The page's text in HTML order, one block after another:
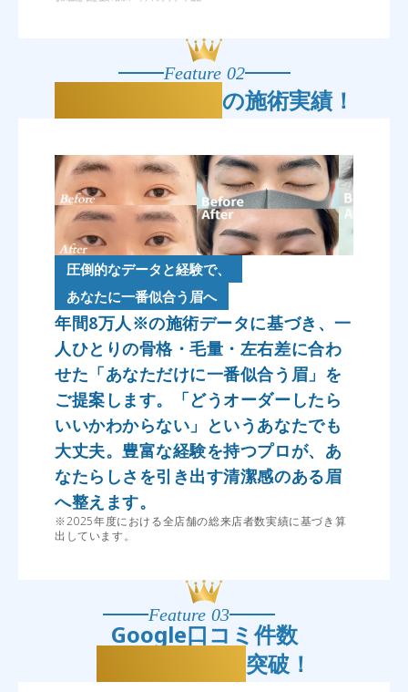
Feature 02
の施術実績！
圧倒的なデータと経験で、
あなたに一番似合う眉へ
年間8万人※の施術データに基づき、一
人ひとりの骨格・毛量・左右差に合わ
せた「あなただけに一番似合う眉」を
ご提案します。「どうオーダーしたら
いいかわからない」というあなたでも
大丈夫。豊富な経験を持つプロが、あ
なたらしさを引き出す清潔感のある眉
へ整えます。
※2025年度における全店舗の総来店者数実績に基づき算
出しています。
Feature 03
Google口コミ件数
13,335件突破！